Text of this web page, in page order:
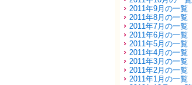
2011年9月の一覧
2011年8月の一覧
2011年7月の一覧
2011年6月の一覧
2011年5月の一覧
2011年4月の一覧
2011年3月の一覧
2011年2月の一覧
2011年1月の一覧